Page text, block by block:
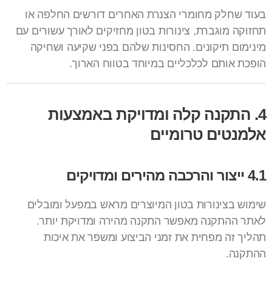
בעוד שחלק מחומרי הצנרת האחרים דורשים החלפה או
תחזוקה מוגברת, צינורות בטון מחזיקים לאורך עשורים עם
מינימום תיקונים. החסינות שלהם בפני שקיעה ושחיקה
הופכת אותם לכלכליים במיוחד בטווח הארוך.
4. התקנה קלה ומדויקת באמצעות
אלמנטים טרומיים
4.1 ייצור והרכבה מהירים ומדויקים
שימוש בצינורות בטון המיוצרים מראש במפעל ומובלים
לאתר ההתקנה מאפשר התקנה מהירה ומדויקת יותר.
תהליך זה מפחית את זמני הביצוע ומשפר את איכות
ההתקנה.